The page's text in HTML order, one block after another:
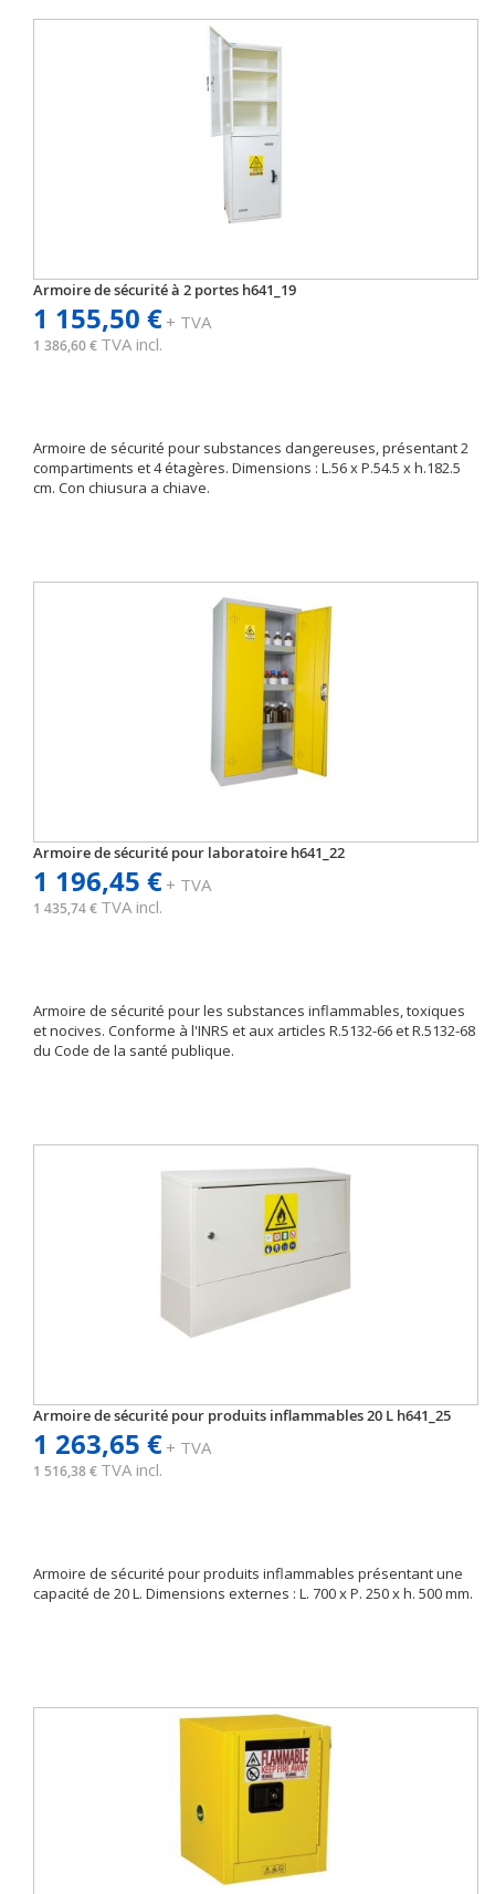
Armoire de sécurité à 2 portes h641_19
1 155,50 €+ TVA
1 386,60 € TVA incl.
Armoire de sécurité pour substances dangereuses, présentant 2
compartiments et 4 étagères. Dimensions : L.56 x P.54.5 x h.182.5
cm. Con chiusura a chiave.
Armoire de sécurité pour laboratoire h641_22
1 196,45 €+ TVA
1 435,74 € TVA incl.
Armoire de sécurité pour les substances inflammables, toxiques
et nocives. Conforme à l'INRS et aux articles R.5132-66 et R.5132-68
du Code de la santé publique.
Armoire de sécurité pour produits inflammables 20 L h641_25
1 263,65 €+ TVA
1 516,38 € TVA incl.
Armoire de sécurité pour produits inflammables présentant une
capacité de 20 L. Dimensions externes : L. 700 x P. 250 x h. 500 mm.